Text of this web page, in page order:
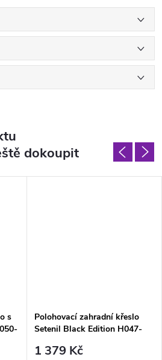
dokoupit
s
Polohovací zahradní křeslo
Setenil Black Edition H047-
1 379 Kč